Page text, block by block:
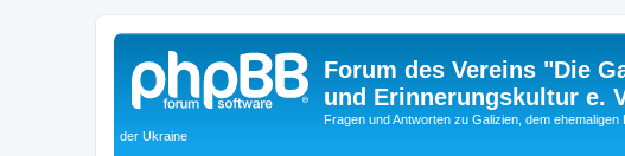
Forum des Vereins "Die
und Erinnerungskultur e.
Fragen und Antworten zu Galizien, dem
der Ukraine